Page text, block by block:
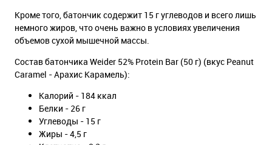
Кроме того, батончик содержит 15 г углеводов и всего лишь
немного жиров, что очень важно в условиях увеличения
объемов сухой мышечной массы.
Состав батончика Weider 52% Protein Bar (50 г) (вкус Peanut
Caramel - Арахис Карамель):
Калорий - 184 ккал
Белки - 26 г
Углеводы - 15 г
Жиры - 4,5 г